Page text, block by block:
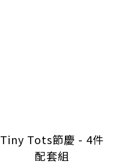
Tiny Tots節慶 - 4件
配套組